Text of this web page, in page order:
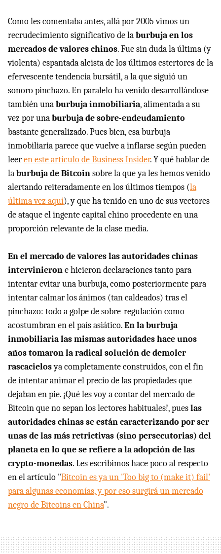
Como les comentaba antes, allá por 2005 vimos un
recrudecimiento significativo de laburbuja en los
mercados de valores chinos. Fue sin duda la última (y
violenta) espantada alcista de los últimos estertores de la
efervescente tendencia bursátil, a la que siguió un
sonoro pinchazo. En paralelo ha venido desarrollándose
también unaburbuja inmobiliaria, alimentada a su
vez por unaburbuja de sobre-endeudamiento
bastante generalizado. Pues bien, esa burbuja
inmobiliaria parece que vuelve a inflarse según pueden
leeren este artículo de Business Insider. Y qué hablar de
laburbuja de Bitcoinsobre la que ya les hemos venido
alertando reiteradamente en los últimos tiempos (la
última vez aquí), y que ha tenido en uno de sus vectores
de ataque el ingente capital chino procedente en una
proporción relevante de la clase media.
En el mercado de valores las autoridades chinas
intervinierone hicieron declaraciones tanto para
intentar evitar una burbuja, como posteriormente para
intentar calmar los ánimos (tan caldeados) tras el
pinchazo: todo a golpe de sobre-regulación como
acostumbran en el país asiático.En la burbuja
inmobiliaria las mismas autoridades hace unos
años tomaron la radical solución de demoler
rascacielosya completamente construidos, con el fin
de intentar animar el precio de las propiedades que
dejaban en pie. ¡Qué les voy a contar del mercado de
Bitcoin que no sepan los lectores habituales!, pueslas
autoridades chinas se están caracterizando por ser
unas de las más retrictivas (sino persecutorias) del
planeta en lo que se refiere a la adopción de las
crypto-monedas. Les escribimos hace poco al respecto
en el artículo "Bitcoin es ya un 'Too big to (make it) fail'
para algunas economías, y por eso surgirá un mercado
negro de Bitcoins en China".